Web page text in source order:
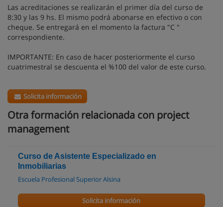
Las acreditaciones se realizarán el primer día del curso de
8:30 y las 9 hs. El mismo podrá abonarse en efectivo o con
cheque. Se entregará en el momento la factura "C "
correspondiente.
IMPORTANTE: En caso de hacer posteriormente el curso
cuatrimestral se descuenta el %100 del valor de este curso.
Solicita información
Otra formación relacionada con project
management
Curso de Asistente Especializado en
Inmobiliarias
Escuela Profesional Superior Alsina
Solicita información